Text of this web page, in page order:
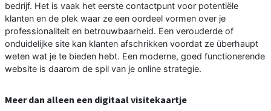
bedrijf. Het is vaak het eerste contactpunt voor potentiële
klanten en de plek waar ze een oordeel vormen over je
professionaliteit en betrouwbaarheid. Een verouderde of
onduidelijke site kan klanten afschrikken voordat ze überhaupt
weten wat je te bieden hebt. Een moderne, goed functionerende
website is daarom de spil van je online strategie.
Meer dan alleen een digitaal visitekaartje